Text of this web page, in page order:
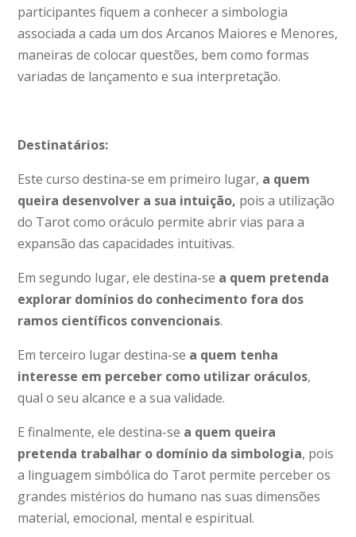
participantes fiquem a conhecer a simbologia
associada a cada um dos Arcanos Maiores e Menores,
maneiras de colocar questões, bem como formas
variadas de lançamento e sua interpretação.
Destinatários:
Este curso destina-se em primeiro lugar, a quem
queira desenvolver a sua intuição, pois a utilização
do Tarot como oráculo permite abrir vias para a
expansão das capacidades intuitivas.
Em segundo lugar, ele destina-se a quem pretenda
explorar domínios do conhecimento fora dos
ramos científicos convencionais.
Em terceiro lugar destina-se a quem tenha
interesse em perceber como utilizar oráculos,
qual o seu alcance e a sua validade.
E finalmente, ele destina-se a quem queira
pretenda trabalhar o domínio da simbologia, pois
a linguagem simbólica do Tarot permite perceber os
grandes mistérios do humano nas suas dimensões
material, emocional, mental e espiritual.